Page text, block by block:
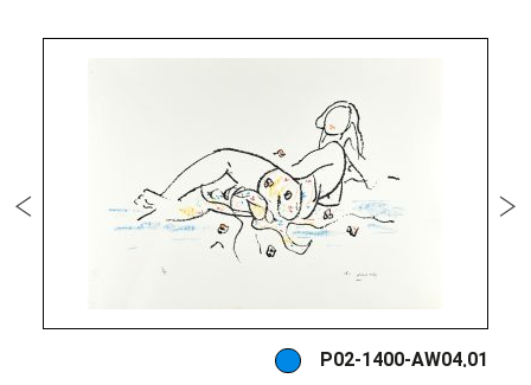
P02-1400-AW04.01